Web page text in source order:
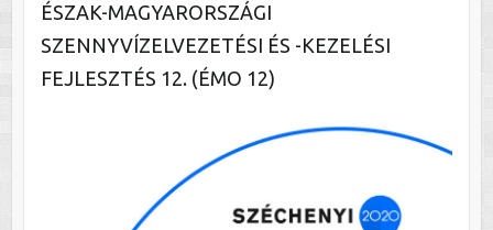
ÉSZAK-MAGYARORSZÁGI
SZENNYVÍZELVEZETÉSI ÉS -KEZELÉSI
FEJLESZTÉS 12. (ÉMO 12)